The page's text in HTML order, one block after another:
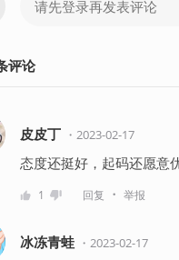
评论
皮皮丁 ・ 2023-02-17
态度还挺好，起码还愿意
1 回复 ・ 举报
冰冻青蛙 ・ 2023-02-17